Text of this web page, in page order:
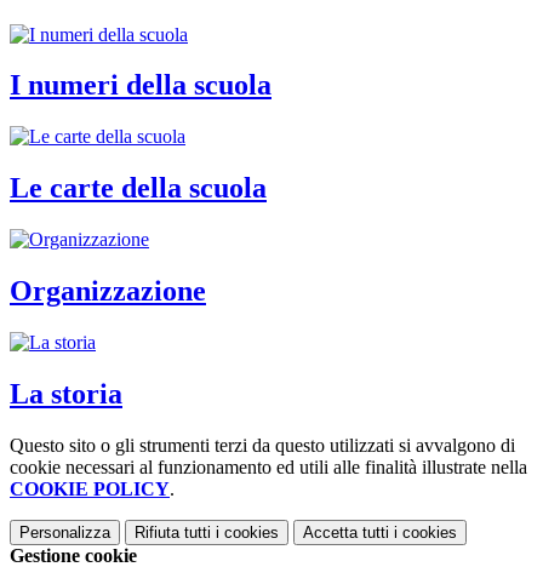
I numeri della scuola
Le carte della scuola
Organizzazione
La storia
Questo sito o gli strumenti terzi da questo utilizzati si avvalgono di
cookie necessari al funzionamento ed utili alle finalità illustrate nella
COOKIE POLICY.
Personalizza Rifiuta tutti i cookies Accetta tutti i cookies
Gestione cookie